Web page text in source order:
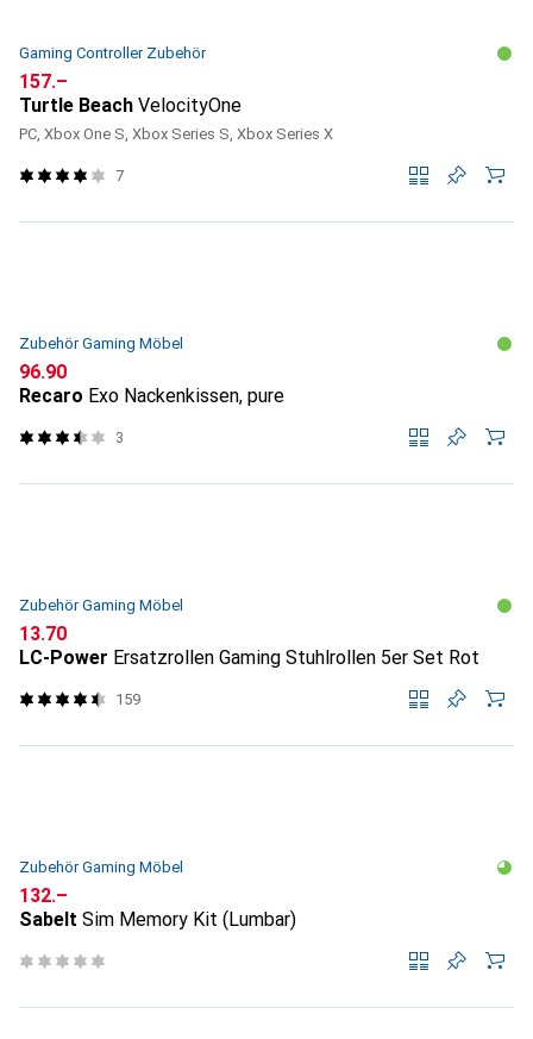
Gaming Controller Zubehör
CHF
157.–
Turtle Beach VelocityOne
PC, Xbox One S, Xbox Series S, Xbox Series X
7
Zubehör Gaming Möbel
CHF
96.90
Recaro Exo Nackenkissen, pure
3
Zubehör Gaming Möbel
CHF
13.70
LC-Power Ersatzrollen Gaming Stuhlrollen 5er Set Rot
159
Zubehör Gaming Möbel
CHF
132.–
Sabelt Sim Memory Kit (Lumbar)